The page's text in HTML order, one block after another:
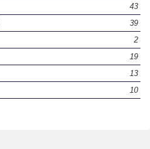
43
39
2
19
13
10